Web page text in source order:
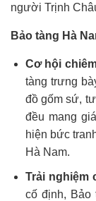
người Trịnh
Bảo tàng Hà
Cơ hội
tàng trưng
đồ gốm sứ,
đều mang
hiện bức
Hà Nam.
Trải nghiệm
cố định, Bảo